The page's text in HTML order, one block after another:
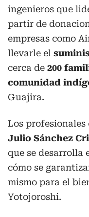
ingenieros que
partir de
empresas como
llevarle el
cerca de 200
comunidad
Guajira.
Los profesionales
Julio Sánchez
que se desarrolla
cómo se
mismo para el
Yotojoroshi.